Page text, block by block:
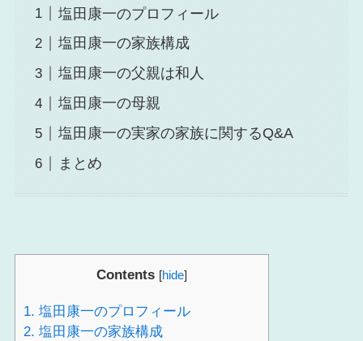
塩田康一のプロフィール
塩田康一の家族構成
塩田康一の父親は和人
塩田康一の母親
塩田康一の実家の家族に関するQ&A
まとめ
Contents [hide]
1. 塩田康一のプロフィール
2. 塩田康一の家族構成